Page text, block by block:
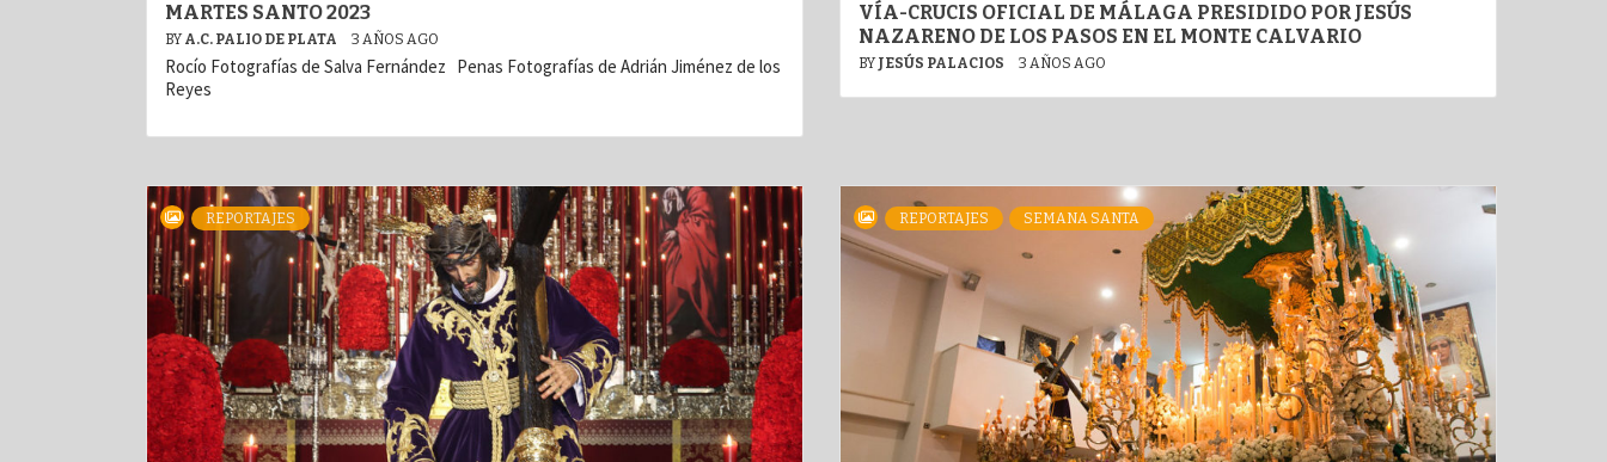
MARTES SANTO 2023
BY A.C. PALIO DE PLATA 3 AÑOS AGO
Rocío Fotografías de Salva Fernández Penas Fotografías de Adrián Jiménez de los
Reyes
VÍA-CRUCIS OFICIAL DE MÁLAGA PRESIDIDO POR JESÚS
NAZARENO DE LOS PASOS EN EL MONTE CALVARIO
BY JESÚS PALACIOS 3 AÑOS AGO
REPORTAJES REPORTAJES SEMANA SANTA